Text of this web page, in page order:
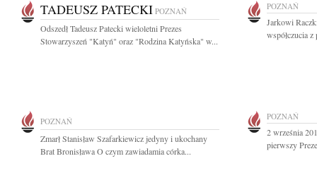
TADEUSZ PATECKI POZNAŃ
Odszedł Tadeusz Patecki wieloletni Prezes
Stowarzyszeń "Katyń" oraz "Rodzina Katyńska" w...
POZNAŃ
Jarkowi
współczucia
POZNAŃ
Zmarł Stanisław Szafarkiewicz jedyny i ukochany
Brat Bronisława O czym zawiadamia córka...
POZNAŃ
2 września
pierwszy